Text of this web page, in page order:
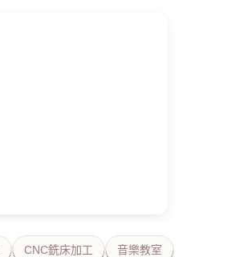
CNC銑床加工 音樂教室